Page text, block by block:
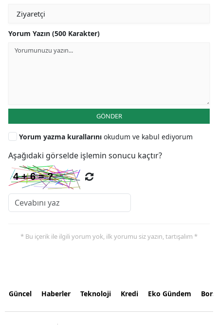
Yorum Yazın (500 Karakter)
GÖNDER
Yorum yazma kurallarını okudum ve kabul ediyorum
Aşağıdaki görselde işlemin sonucu kaçtır?
* Bu içerik ile ilgili yorum yok, ilk yorumu siz yazın, tartışalım *
Güncel Haberler Teknoloji Kredi Eko Gündem